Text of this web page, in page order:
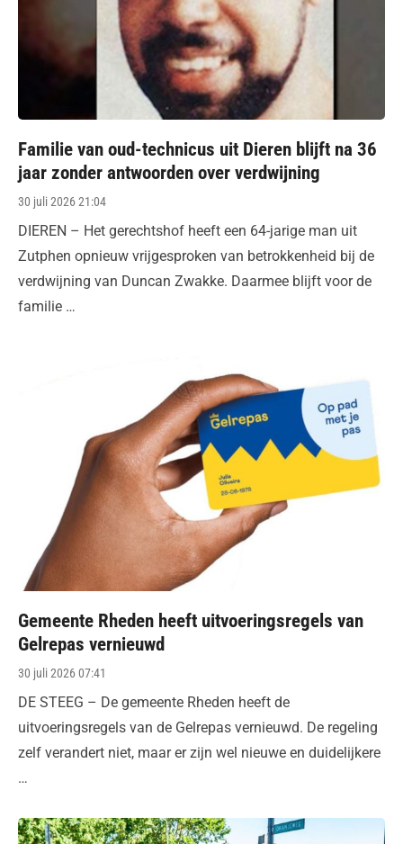
Familie van oud-technicus uit Dieren blijft na 36
jaar zonder antwoorden over verdwijning
Posted
30 juli 2026 21:04
DIEREN – Het gerechtshof heeft een 64-jarige man uit
Zutphen opnieuw vrijgesproken van betrokkenheid bij de
verdwijning van Duncan Zwakke. Daarmee blijft voor de
familie …
Gemeente Rheden heeft uitvoeringsregels van
Gelrepas vernieuwd
Posted
30 juli 2026 07:41
DE STEEG – De gemeente Rheden heeft de
uitvoeringsregels van de Gelrepas vernieuwd. De regeling
zelf verandert niet, maar er zijn wel nieuwe en duidelijkere
…